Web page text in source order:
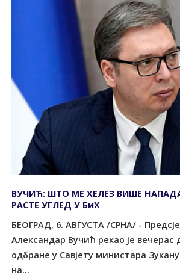
ВУЧИЋ: ШТО МЕ ХЕЛЕЗ ВИШЕ
РАСТЕ УГЛЕД У БиХ
БЕОГРАД, 6. АВГУСТА /СРНА/ -
Александар Вучић рекао је вечерас
одбране у Савјету министара
на...